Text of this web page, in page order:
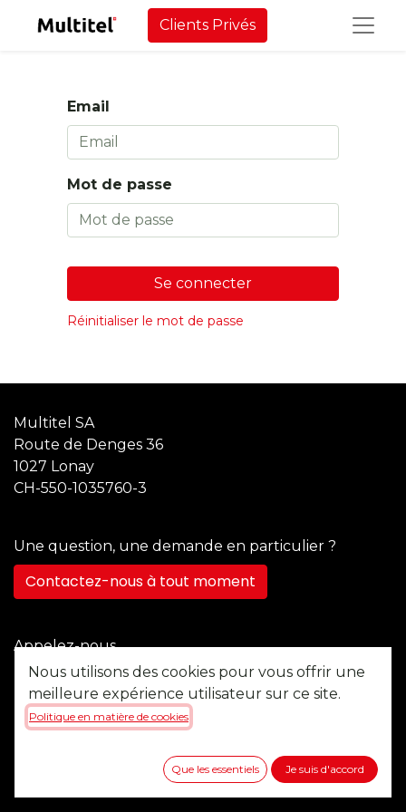
Clients Privés
Email
Mot de passe
Se connecter
Réinitialiser le mot de passe
Multitel SA
Route de Denges 36
1027 Lonay
CH-550-1035760-3
Une question, une demande en particulier ?
Contactez-nous à tout moment
Appelez-nous
+41 21 355 22 45
Envoyez-nous un message
Nous utilisons des cookies pour vous offrir une
meilleure expérience utilisateur sur ce site.
Politique en matière de cookies
Que les essentiels Je suis d'accord